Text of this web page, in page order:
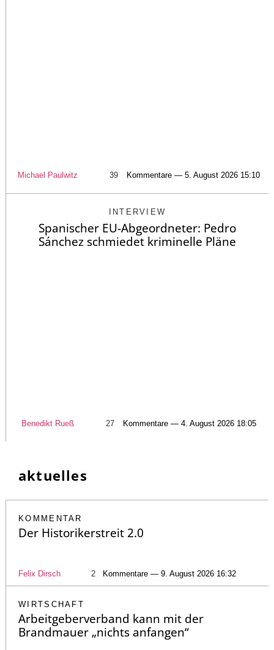
Michael Paulwitz 39 Kommentare — 5. August 2026 15:10
INTERVIEW
Spanischer EU-Abgeordneter: Pedro
Sánchez schmiedet kriminelle Pläne
Benedikt Rueß 27 Kommentare — 4. August 2026 18:05
aktuelles
KOMMENTAR
Der Historikerstreit 2.0
Felix Dirsch 2 Kommentare — 9. August 2026 16:32
WIRTSCHAFT
Arbeitgeberverband kann mit der
Brandmauer „nichts anfangen“